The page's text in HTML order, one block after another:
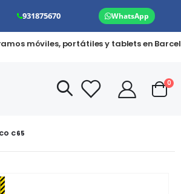
931875670 WhatsApp
móviles, portátiles y tablets en
Cart
0
C65